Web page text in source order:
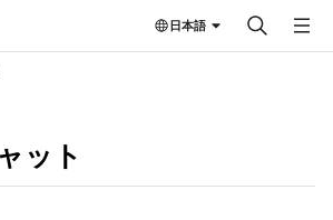
日本語
ット